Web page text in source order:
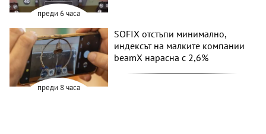
преди 6 часа
преди 8 часа
SOFIX отстъпи минимално,
индексът на малките компании
beamX нарасна с 2,6%